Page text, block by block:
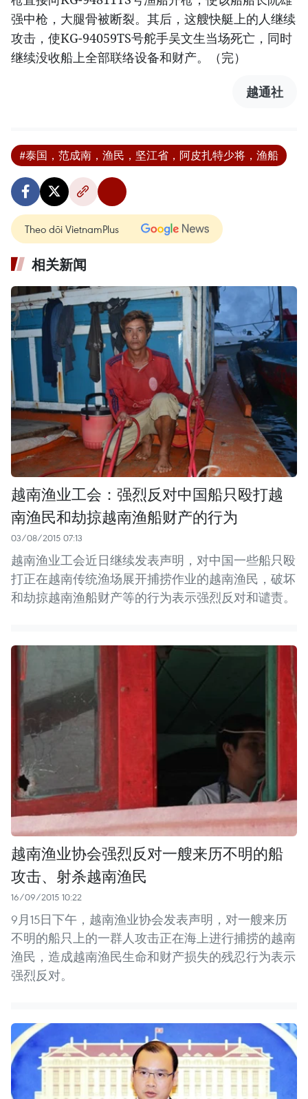
强中枪，大腿骨被断裂。其后，这艘快艇上的人继续
攻击，使KG-94059TS号舵手吴文生当场死亡，同时
继续没收船上全部联络设备和财产。（完）
越通社
#泰国，范成南，渔民，坚江省，阿皮扎特少将，渔船
Theo dõi VietnamPlus
相关新闻
越南渔业工会：强烈反对中国船只殴打越
南渔民和劫掠越南渔船财产的行为
03/08/2015 07:13
越南渔业工会近日继续发表声明，对中国一些船只殴
打正在越南传统渔场展开捕捞作业的越南渔民，破坏
和劫掠越南渔船财产等的行为表示强烈反对和谴责。
越南渔业协会强烈反对一艘来历不明的船
攻击、射杀越南渔民
16/09/2015 10:22
9月15日下午，越南渔业协会发表声明，对一艘来历
不明的船只上的一群人攻击正在海上进行捕捞的越南
渔民，造成越南渔民生命和财产损失的残忍行为表示
强烈反对。